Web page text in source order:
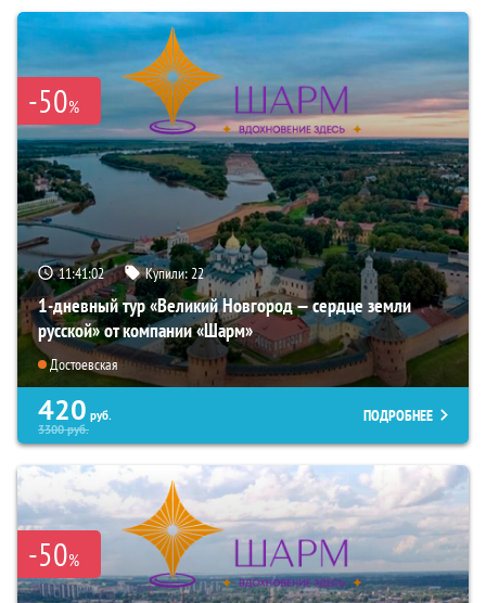
-50%
11:41:00 Купили:22
1-дневный тур «Великий Новгород — сердце земли
русской» от компании «Шарм»
Достоевская
420 руб.
3300руб.
ПОДРОБНЕЕ
-50%